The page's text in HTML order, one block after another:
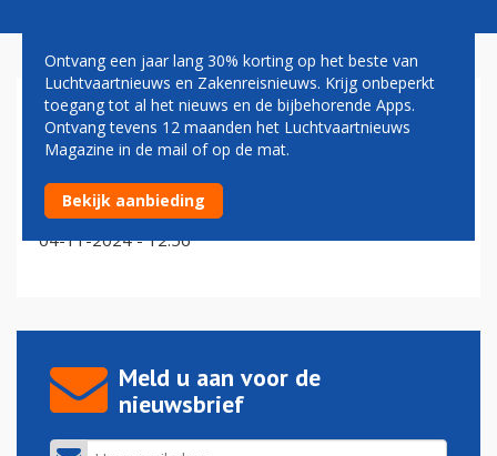
VENNOOTSCHAP
Aantal beveiligingsbedrijven op Schiphol daalt van vijf
naar drie door vennootschappen
04-11-2024 - 12:56
Meld u aan voor de
nieuwsbrief
Ontvang een jaar lang 30% korting op het beste van
Luchtvaartnieuws en Zakenreisnieuws. Krijg onbeperkt
toegang tot al het nieuws en de bijbehorende Apps.
Ontvang tevens 12 maanden het Luchtvaartnieuws
Magazine in de mail of op de mat.
Bekijk aanbieding